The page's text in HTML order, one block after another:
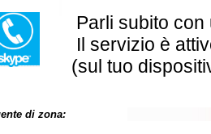
Parli subito con
Il servizio è attivo
(sul tuo
di zona: